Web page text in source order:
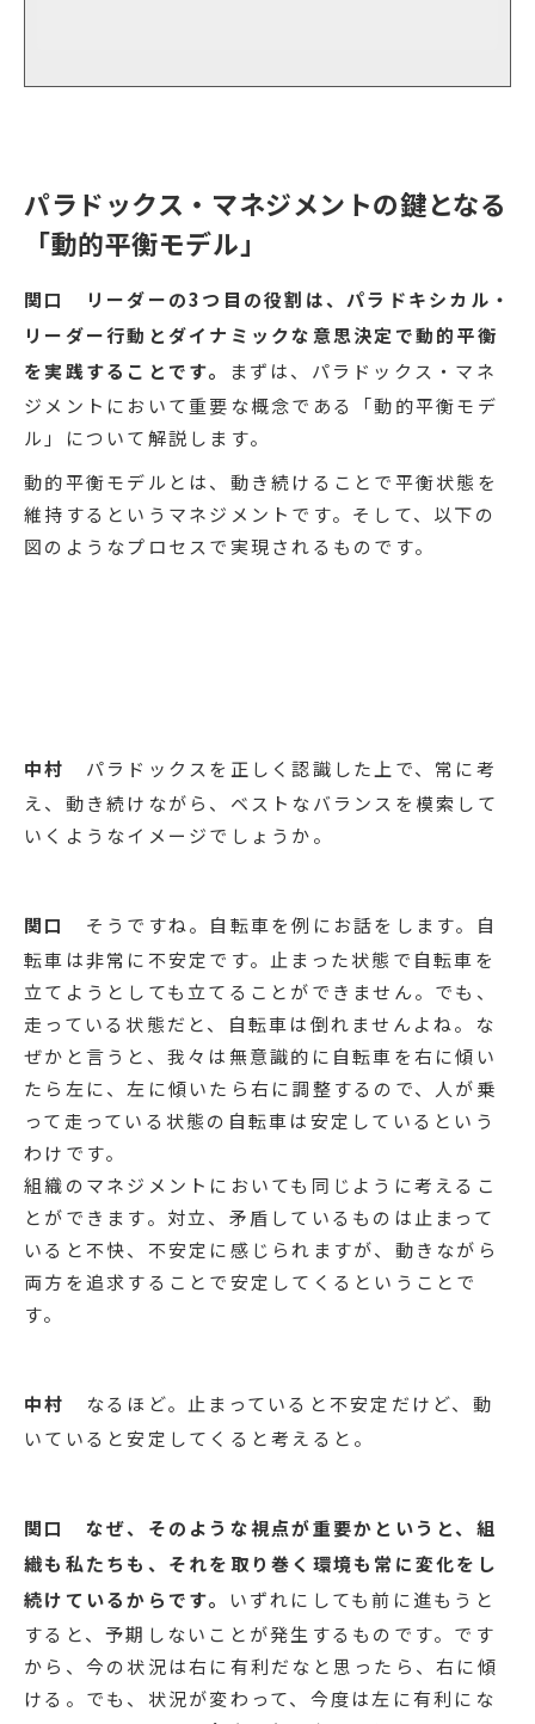
パラドックス・マネジメントの鍵となる
「動的平衡モデル」
関口
リーダーの3つ目の役割は、パラドキシカル・
リーダー行動とダイナミックな意思決定で動的平衡
を実践することです。
まずは、パラドックス・マネ
ジメントにおいて重要な概念である「動的平衡モデ
ル」について解説します。
動的平衡モデルとは、動き続けることで平衡状態を
維持するというマネジメントです。そして、以下の
図のようなプロセスで実現されるものです。
パラドックスを正しく認識した上で、常に考
え、動き続けながら、ベストなバランスを模索して
いくようなイメージでしょうか。
関口
そうですね。自転車を例にお話をします。自
転車は非常に不安定です。止まった状態で自転車を
立てようとしても立てることができません。でも、
走っている状態だと、自転車は倒れませんよね。な
ぜかと言うと、我々は無意識的に自転車を右に傾い
たら左に、左に傾いたら右に調整するので、人が乗
わけです。
組織のマネジメントにおいても同じように考えるこ
両方を追求することで安定してくるということで
す。
中村 なるほど。止まっていると不安定だけど、動
いていると安定してくると考えると。